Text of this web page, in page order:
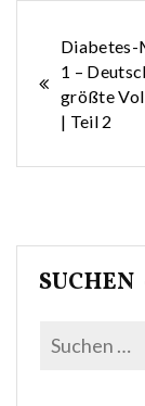
Diabetes-
1 –
größte
| Teil 2
SUCHEN